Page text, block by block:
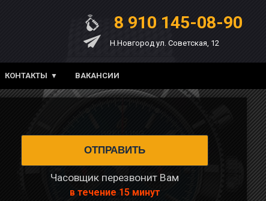
8 910 145-08-90
Н.Новгород ул. Советская, 12
КОНТАКТЫ ВАКАНСИИ
Часовщик перезвонит Вам
в течение 15 минут